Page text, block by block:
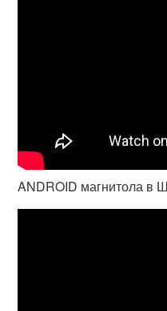
ANDROID магнитола